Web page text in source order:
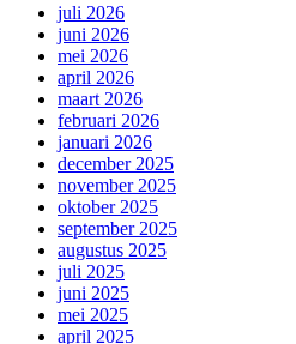
juli 2026
juni 2026
mei 2026
april 2026
maart 2026
februari 2026
januari 2026
december 2025
november 2025
oktober 2025
september 2025
augustus 2025
juli 2025
juni 2025
mei 2025
april 2025